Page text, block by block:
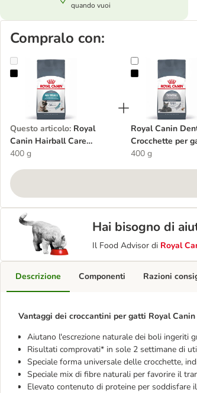
quando vuoi
Compralo con:
Royal Canin Hairball Care Crocchette gatto
Questo articolo: Royal
Canin Hairball Care
Crocchette gatto
400 g
Royal Canin
Royal Canin
Crocchette per
400 g
Hai bisogno di
Il Food Advisor di Royal
Descrizione
Vantaggi dei croccantini per gatti Royal
Aiutano l'escrezione naturale dei boli ingeriti
Risultati comprovati* in sole 2 settimane di
Speciale forma universale delle crocchette,
Speciale mix di fibre naturali per favorire il
Elevato contenuto di proteine per soddisfare
Componenti Razioni